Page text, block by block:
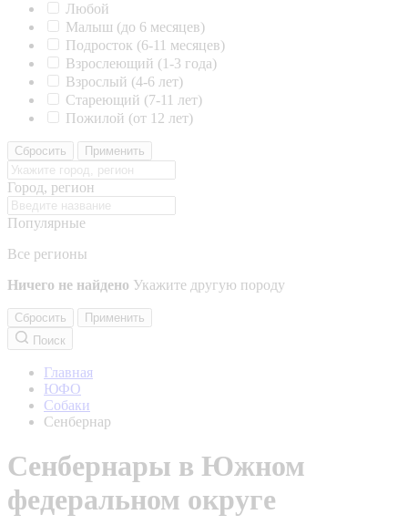
Любой
Малыш (до 6 месяцев)
Подросток (6-11 месяцев)
Взрослеющий (1-3 года)
Взрослый (4-6 лет)
Стареющий (7-11 лет)
Пожилой (от 12 лет)
Сбросить Применить
Город, регион
Популярные
Все регионы
Ничего не найдено Укажите другую породу
Сбросить
Применить
Поиск
Главная
ЮФО
Собаки
Сенбернар
Сенбернары в Южном
федеральном округе